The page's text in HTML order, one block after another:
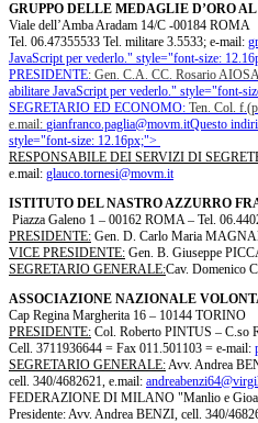
GRUPPO DELLE MEDAGLIE D’ORO
Viale dell’Amba Aradam 14/C -00184 ROMA
Tel. 06.47355533 Tel. militare 3.5533; e-mail:
JavaScript per vederlo." style="font-size:
PRESIDENTE: Gen. C.A. CC. Rosario
abilitare JavaScript per vederlo." style="font-
SEGRETARIO ED ECONOMO: Ten. Col.
e.mail: gianfranco.paglia@movm.itQuesto
style="font-size: 12.16px;">
RESPONSABILE DEI SERVIZI DI
e.mail: glauco.tornesi@movm.it
ISTITUTO DEL NASTRO AZZURRO
Piazza Galeno 1 – 00162 ROMA – Tel.
PRESIDENTE: Gen. D. Carlo Maria
VICE PRESIDENTE: Gen. B. Giuseppe
SEGRETARIO GENERALE:Cav. Domenico
ASSOCIAZIONE NAZIONALE
Cap Regina Margherita 16 – 10144 TORINO
PRESIDENTE: Col. Roberto PINTUS – C.so
Cell. 3711936644 = Fax 011.501103 = e-mail:
SEGRETARIO GENERALE:Avv. Andrea
cell. 340/4682621, e.mail:
FEDERAZIONE DI MILANO "Manlio e
Presidente: Avv. Andrea BENZI, cell. 340/